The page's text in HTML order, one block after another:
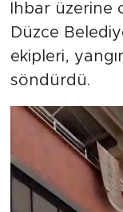
İhbar üzerine
Düzce
ekipleri,
söndürdü.